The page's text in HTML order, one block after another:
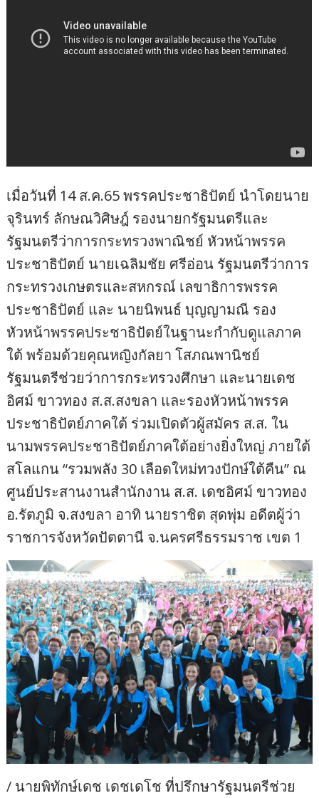
เมื่อวันที่ 14 ส.ค.65 พรรคประชาธิปัตย์ นำโดยนาย
จุรินทร์ ลักษณวิศิษฎ์ รองนายกรัฐมนตรีและ
รัฐมนตรีว่าการกระทรวงพาณิชย์ หัวหน้าพรรค
ประชาธิปัตย์ นายเฉลิมชัย ศรีอ่อน รัฐมนตรีว่าการ
กระทรวงเกษตรและสหกรณ์ เลขาธิการพรรค
ประชาธิปัตย์ และ นายนิพนธ์ บุญญามณี รอง
หัวหน้าพรรคประชาธิปัตย์ในฐานะกำกับดูแลภาค
ใต้ พร้อมด้วยคุณหญิงกัลยา โสภณพานิชย์
รัฐมนตรีช่วยว่าการกระทรวงศึกษา และนายเดช
อิศม์ ขาวทอง ส.ส.สงขลา และรองหัวหน้าพรรค
ประชาธิปัตย์ภาคใต้ ร่วมเปิดตัวผู้สมัคร ส.ส. ใน
นามพรรคประชาธิปัตย์ภาคใต้อย่างยิ่งใหญ่ ภายใต้
สโลแกน “รวมพลัง 30 เลือดใหม่ทวงปักษ์ใต้คืน” ณ
ศูนย์ประสานงานสำนักงาน ส.ส. เดชอิศม์ ขาวทอง
อ.รัตภูมิ จ.สงขลา อาทิ นายราชิต สุดพุ่ม อดีตผู้ว่า
ราชการจังหวัดปัตตานี จ.นครศรีธรรมราช เขต 1
/ นายพิทักษ์เดช เดชเดโช ที่ปรึกษารัฐมนตรีช่วย